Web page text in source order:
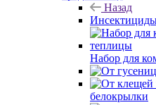
Назад
Набор для
белокрылки